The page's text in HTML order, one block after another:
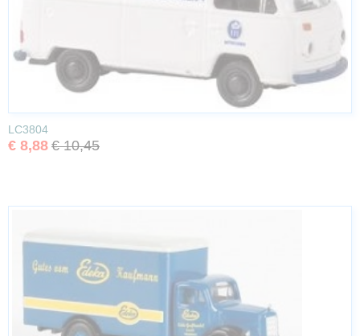
LC3804
€ 8,88 € 10,45